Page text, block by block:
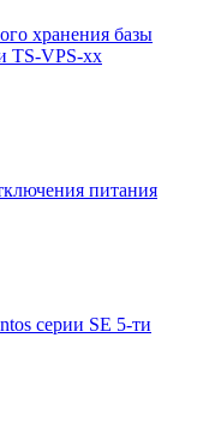
хранения базы
TS-VPS-xx
питания
серии SE 5-ти